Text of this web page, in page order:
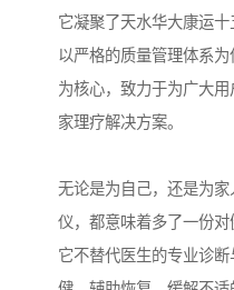
它凝聚了天水华大康运十
以严格的质量管理体系
为核心，致力于为广大
家理疗解决方案。
无论是为自己，还是为
仪，都意味着多了一份对
它不替代医生的专业诊